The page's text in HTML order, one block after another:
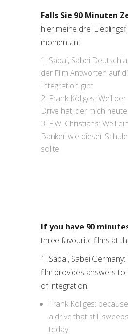
Falls Sie 90 Minuten
hier meine drei
momentan:
Sabai, Sabei
der Film Antworten auf
Integration gibt
Frank Köllges: Weil
Drive hat, der mich
F.W. Christians: Weil
Banker wie dieser
sollte
If you have 90
three favourite films at
1. Sabai, Sabei
film provides answers to
of integration.
Frank Köllges:
a drive that still
today